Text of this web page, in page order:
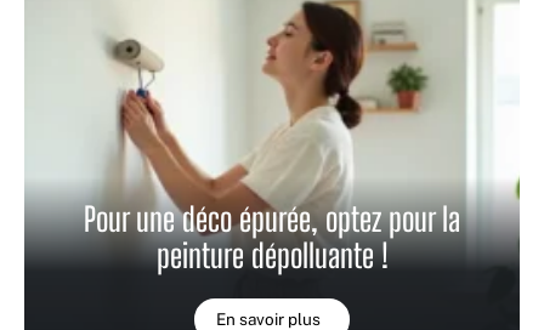
Pour une déco épurée, optez pour la
peinture dépolluante !
En savoir plus